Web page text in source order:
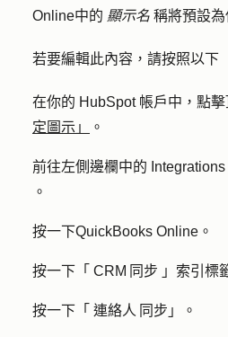
Online中的 顯示名 稱將預設為
若要編輯此內容，請按照以下
在你的 HubSpot 帳戶中，點
定圖示」
。
前往左側邊欄中的
。
按一下QuickBooks Online 。
按一下「 CRM 同步 」索引標
按一下「 連絡人 同步 」。